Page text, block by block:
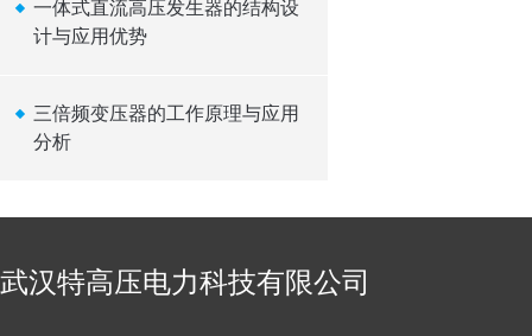
一体式直流高压发生器的结构设
计与应用优势
三倍频变压器的工作原理与应用
分析
武汉特高压电力科技有限公司